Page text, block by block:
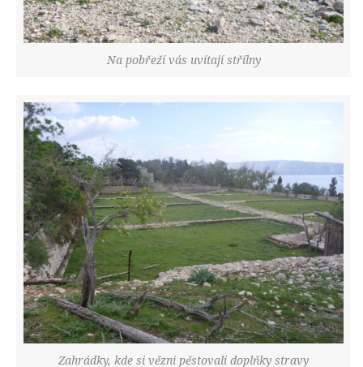
Na pobřeží vás uvítají střílny
Zahrádky, kde si vězni pěstovali doplňky stravy